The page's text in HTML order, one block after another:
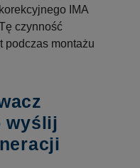
IMA
czynność
podczas montażu
wyślij